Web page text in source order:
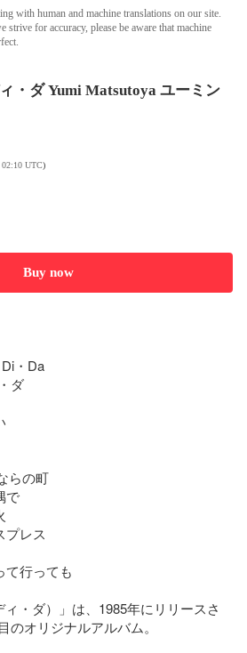
with human and machine translations on our site.
for accuracy, please be aware that machine
・ダ Yumi Matsutoya ユーミン
02:10 UTC)
Buy now
・Da
ダ
らの町
で
プレス
て行っても
ィ・ダ）」は、1985年にリリースさ
のオリジナルアルバム。